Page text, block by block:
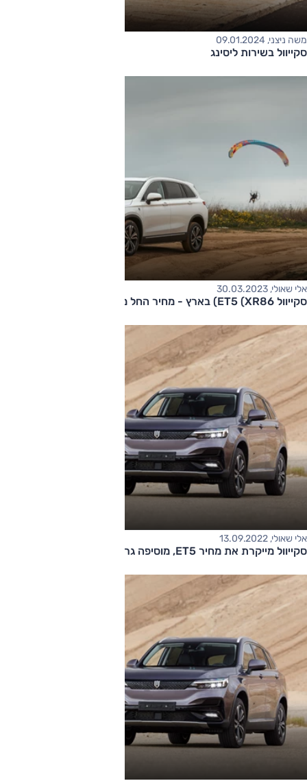
משה ניצני, 09.01.2024
סקייוול בשירות ליסינג
אלי שאולי, 30.03.2023
סקייוול ET5 (XR86) בארץ - מחיר החל מ-245,000 שקלים
אלי שאולי, 13.09.2022
סקייוול מייקרת את מחיר ET5, מוסיפה גרסת טווח ארוך